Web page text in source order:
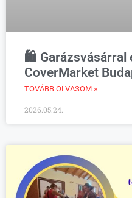
🛍️ Garázsvásárral
CoverMarket
TOVÁBB OLVASOM »
2026.05.24.